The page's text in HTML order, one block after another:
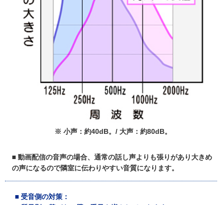
※ 小声：約40dB。/ 大声：約80dB。
■ 動画配信の音声の場合、通常の話し声よりも張りがあり大きめ
の声になるので隣室に伝わりやすい音質になります。
■ 受音側の対策 ：